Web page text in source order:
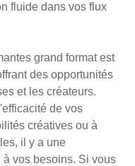
fluide dans vos flux
grand format est
des opportunités
et les créateurs.
de vos
créatives ou à
il y a une
à vos besoins. Si vous